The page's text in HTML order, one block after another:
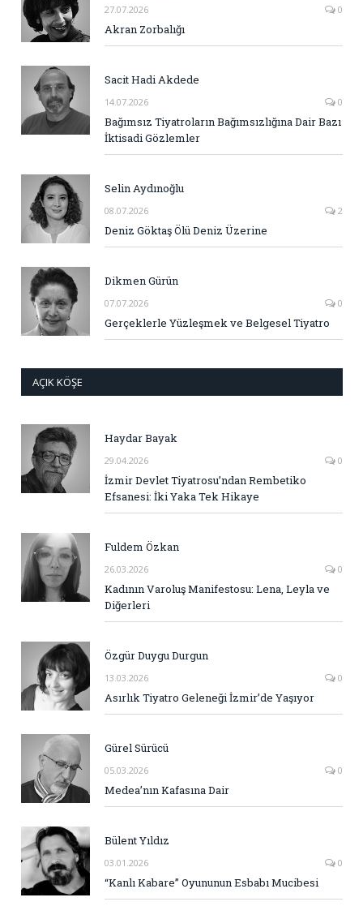
27.07.2026 0
Akran Zorbalığı
Sacit Hadi Akdede
14.07.2026 0
Bağımsız Tiyatroların Bağımsızlığına Dair Bazı
İktisadi Gözlemler
Selin Aydınoğlu
08.07.2026 2
Deniz Göktaş Ölü Deniz Üzerine
Dikmen Gürün
07.07.2026 0
Gerçeklerle Yüzleşmek ve Belgesel Tiyatro
AÇIK KÖŞE
Haydar Bayak
29.04.2026 0
İzmir Devlet Tiyatrosu’ndan Rembetiko
Efsanesi: İki Yaka Tek Hikaye
Fuldem Özkan
26.03.2026 0
Kadının Varoluş Manifestosu: Lena, Leyla ve
Diğerleri
Özgür Duygu Durgun
13.03.2026 0
Asırlık Tiyatro Geleneği İzmir’de Yaşıyor
Gürel Sürücü
05.03.2026 0
Medea’nın Kafasına Dair
Bülent Yıldız
03.01.2026 0
“Kanlı Kabare” Oyununun Esbabı Mucibesi